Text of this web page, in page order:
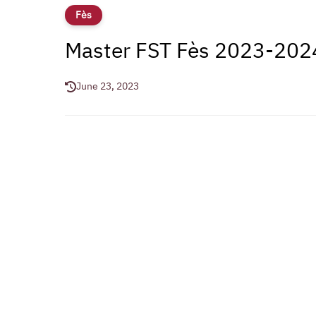
Fès
Master FST Fès 2023-
June 23, 2023